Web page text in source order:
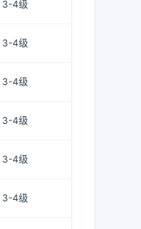
3-4级
3-4级
3-4级
3-4级
3-4级
3-4级